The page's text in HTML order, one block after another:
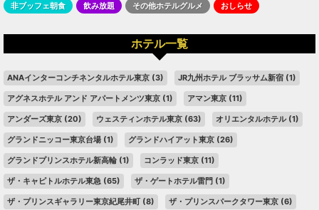
非ブッフェ朝食 飲み放題 その他ホテルグルメ おしらせ
ホテル一覧
ANAインターコンチネンタルホテル東京 (3) JR九州ホテル ブラッサム新宿 (1)
アグネスホテル アンド アパートメンツ東京 (1) アマン東京 (11)
アンダーズ東京 (20) ウェスティンホテル東京 (63) オリエンタルホテル(1)
グランドニッコー東京台場 (1) グランドハイアット東京 (26)
グランドプリンスホテル新高輪 (1) コンラッド東京 (11)
ザ・キャピトルホテル東急 (65) ザ・ゲートホテル雷門 (1)
ザ・プリンスギャラリー東京紀尾井町 (8) ザ・プリンスパークタワー東京 (6)